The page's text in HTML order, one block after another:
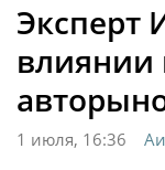
Эксперт
влиянии
1 июля, 16:36